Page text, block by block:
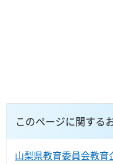
このページに関する
山梨県教育委員会教育